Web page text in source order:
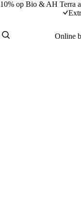
10% op Bio & AH Terra
Online